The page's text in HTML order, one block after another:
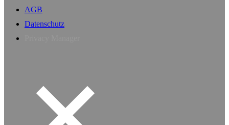
AGB
Datenschutz